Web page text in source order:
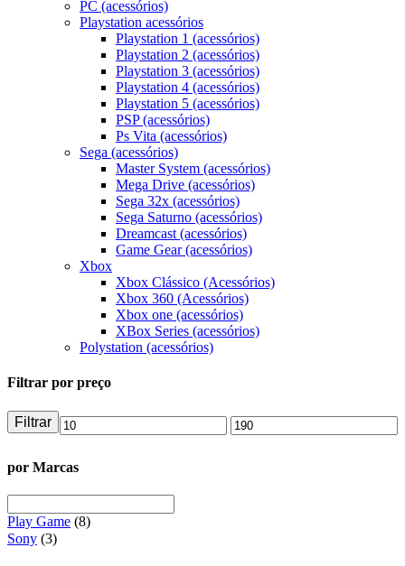
PC (acessórios)
Playstation acessórios
Playstation 1 (acessórios)
Playstation 2 (acessórios)
Playstation 3 (acessórios)
Playstation 4 (acessórios)
Playstation 5 (acessórios)
PSP (acessórios)
Ps Vita (acessórios)
Sega (acessórios)
Master System (acessórios)
Mega Drive (acessórios)
Sega 32x (acessórios)
Sega Saturno (acessórios)
Dreamcast (acessórios)
Game Gear (acessórios)
Xbox
Xbox Clássico (Acessórios)
Xbox 360 (Acessórios)
Xbox one (acessórios)
XBox Series (acessórios)
Polystation (acessórios)
Filtrar por preço
Preço Preço
Filtrar
por Marcas
Play Game (8)
Sony (3)